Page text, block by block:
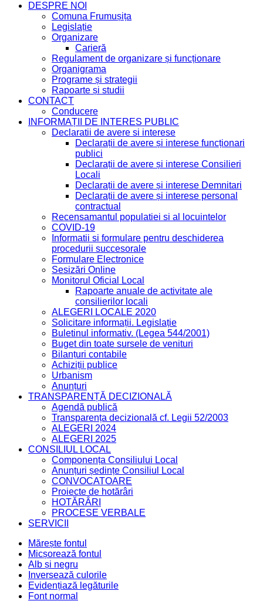
DESPRE NOI
Comuna Frumușița
Legislație
Organizare
Carieră
Regulament de organizare și funcționare
Organigrama
Programe și strategii
Rapoarte și studii
CONTACT
Conducere
INFORMAȚII DE INTERES PUBLIC
Declaratii de avere si interese
Declarații de avere și interese funcționari
publici
Declarații de avere și interese Consilieri
Locali
Declarații de avere și interese Demnitari
Declarații de avere și interese personal
contractual
Recensamantul populatiei si al locuintelor
COVID-19
Informatii si formulare pentru deschiderea
procedurii succesorale
Formulare Electronice
Sesizări Online
Monitorul Oficial Local
Rapoarte anuale de activitate ale
consilierilor locali
ALEGERI LOCALE 2020
Solicitare informații. Legislație
Buletinul informativ. (Legea 544/2001)
Buget din toate sursele de venituri
Bilanțuri contabile
Achiziții publice
Urbanism
Anunțuri
TRANSPARENȚĂ DECIZIONALĂ
Agendă publică
Transparența decizională cf. Legii 52/2003
ALEGERI 2024
ALEGERI 2025
CONSILIUL LOCAL
Componența Consiliului Local
Anunțuri ședințe Consiliul Local
CONVOCATOARE
Proiecte de hotărâri
HOTĂRÂRI
PROCESE VERBALE
SERVICII
Mărește fontul
Micșorează fontul
Alb și negru
Inversează culorile
Evidențiază legăturile
Font normal